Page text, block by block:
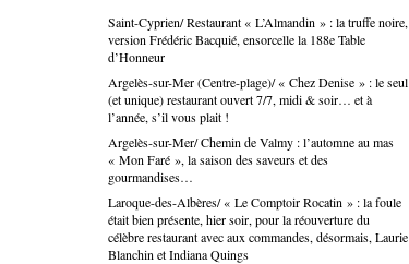
Saint-Cyprien/ Restaurant « L’Almandin » : la truffe noire,
version Frédéric Bacquié, ensorcelle la 188e Table
d’Honneur
Argelès-sur-Mer (Centre-plage)/ « Chez Denise » : le seul
(et unique) restaurant ouvert 7/7, midi & soir… et à
l’année, s’il vous plait !
Argelès-sur-Mer/ Chemin de Valmy : l’automne au mas
« Mon Faré », la saison des saveurs et des
gourmandises…
Laroque-des-Albères/ « Le Comptoir Rocatin » : la foule
était bien présente, hier soir, pour la réouverture du
célèbre restaurant avec aux commandes, désormais, Laurie
Blanchin et Indiana Quings